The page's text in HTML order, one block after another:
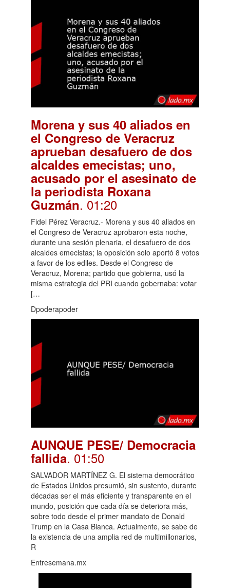
Morena y sus 40 aliados en
el Congreso de Veracruz
aprueban desafuero de dos
alcaldes emecistas; uno,
acusado por el asesinato de
la periodista Roxana
Guzmán. 01:20
Fidel Pérez Veracruz.- Morena y sus 40 aliados en
el Congreso de Veracruz aprobaron esta noche,
durante una sesión plenaria, el desafuero de dos
alcaldes emecistas; la oposición solo aportó 8 votos
a favor de los ediles. Desde el Congreso de
Veracruz, Morena; partido que gobierna, usó la
misma estrategia del PRI cuando gobernaba: votar
[…
Dpoderapoder
AUNQUE PESE/ Democracia
fallida. 01:50
SALVADOR MARTÍNEZ G. El sistema democrático
de Estados Unidos presumió, sin sustento, durante
décadas ser el más eficiente y transparente en el
mundo, posición que cada día se deteriora más,
sobre todo desde el primer mandato de Donald
Trump en la Casa Blanca. Actualmente, se sabe de
la existencia de una amplia red de multimillonarios,
R
Entresemana.mx